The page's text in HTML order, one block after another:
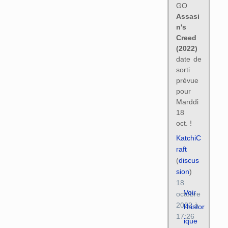
GO
Assasi
n's
Creed
(2022)
date de
sorti
prévue
pour
Marddi
18
oct. !
Voir
l’histor
ique
KatchiC
raft
(discus
sion)
18
octobre
2022 à
17:26